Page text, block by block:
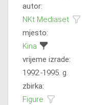
autor:
NKt Mediaset
mjesto:
Kina
vrijeme izrade:
1992.-1995. g.
zbirka:
Figure